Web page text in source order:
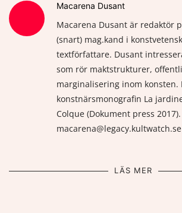
Macarena Dusant
Macarena Dusant är redaktör
(snart) mag.kand i
textförfattare. Dusant
som rör maktstrukturer,
marginalisering inom konsten.
konstnärsmonografin La
Colque (Dokument press
macarena@legacy.kultwatch.se
LÄS MER